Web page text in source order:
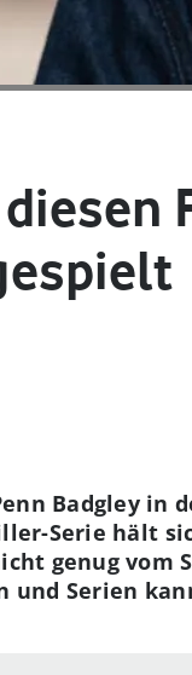
Badgley in
Serie hält
genug vom
Serien